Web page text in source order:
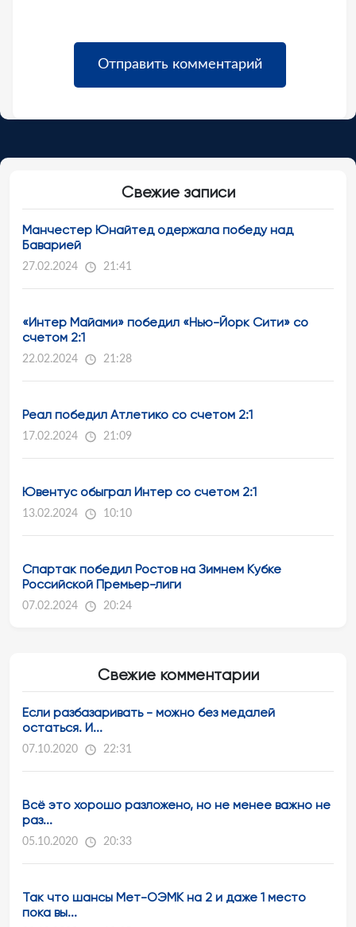
Свежие записи
Манчестер Юнайтед одержала победу над
Баварией
27.02.2024 21:41
«Интер Майами» победил «Нью-Йорк Сити» со
счетом 2:1
22.02.2024 21:28
Реал победил Атлетико со счетом 2:1
17.02.2024 21:09
Ювентус обыграл Интер со счетом 2:1
13.02.2024 10:10
Спартак победил Ростов на Зимнем Кубке
Российской Премьер-лиги
07.02.2024 20:24
Свежие комментарии
Если разбазаривать - можно без медалей
остаться. И...
07.10.2020 22:31
Всё это хорошо разложено, но не менее важно не
раз...
05.10.2020 20:33
Так что шансы Мет-ОЭМК на 2 и даже 1 место
пока вы...